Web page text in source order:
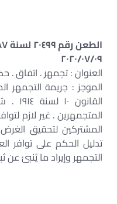
٢٠٢٠/٠٧/٠٩
العنوان : تجمهر . اتفاق .
الموجز : جريمة التجمهر
المتجمهرين . غير لازم
المشتركين لتحقيق
تدليل الحكم على توافر
التجمهر وإيراد ما يُنبئ